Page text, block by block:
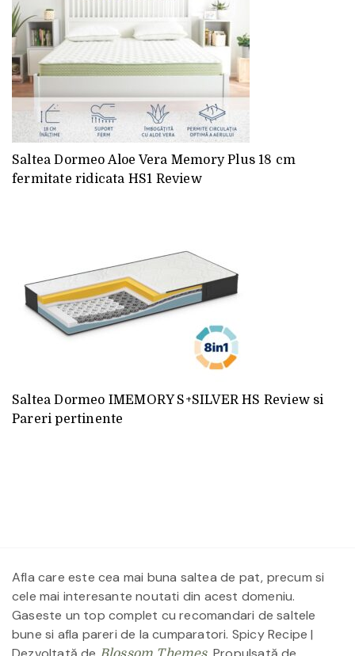
Saltea Dormeo Aloe Vera Memory Plus 18 cm
fermitate ridicata HS1 Review
Saltea Dormeo IMEMORY S+SILVER HS Review si
Pareri pertinente
Afla care este cea mai buna saltea de pat, precum si
cele mai interesante noutati din acest domeniu.
Gaseste un top complet cu recomandari de saltele
bune si afla pareri de la cumparatori. Spicy Recipe |